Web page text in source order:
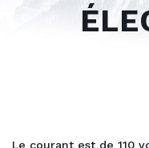
Le courant est de 110